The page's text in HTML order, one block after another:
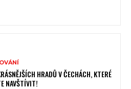
HRADŮ V ČECHÁCH, KTERÉ
NAVŠTÍVIT!